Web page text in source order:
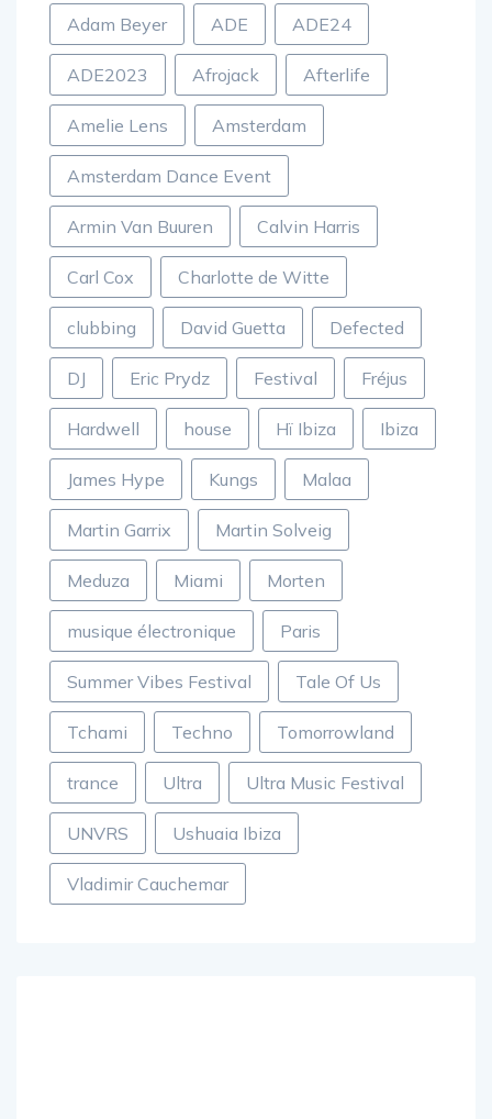
Adam Beyer ADE ADE24
ADE2023 Afrojack Afterlife
Amelie Lens Amsterdam
Amsterdam Dance Event
Armin Van Buuren Calvin Harris
Carl Cox Charlotte de Witte
clubbing David Guetta Defected
DJ Eric Prydz Festival Fréjus
Hardwell house Hï Ibiza Ibiza
James Hype Kungs Malaa
Martin Garrix Martin Solveig
Meduza Miami Morten
musique électronique Paris
Summer Vibes Festival Tale Of Us
Tchami Techno Tomorrowland
trance Ultra Ultra Music Festival
UNVRS Ushuaia Ibiza
Vladimir Cauchemar